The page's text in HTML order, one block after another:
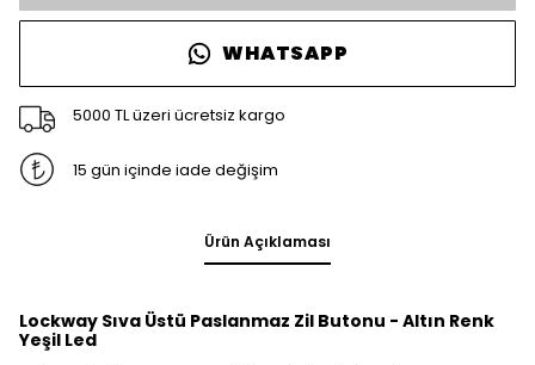
WHATSAPP
5000 TL üzeri ücretsiz kargo
15 gün içinde iade değişim
Ürün Açıklaması
Lockway Sıva Üstü Paslanmaz Zil Butonu - Altın Renk
Yeşil Led